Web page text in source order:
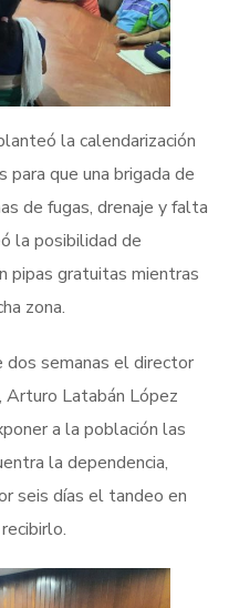
la calendarización
que una brigada de
de fugas, drenaje y falta
la posibilidad de
pipas gratuitas mientras
zona.
dos semanas el director
Arturo Latabán López
a la población las
la dependencia,
seis días el tandeo en